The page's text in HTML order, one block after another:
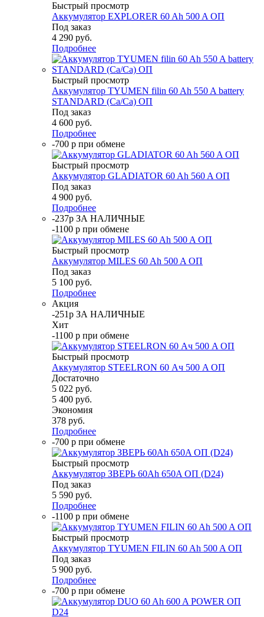
Быстрый просмотр
Аккумулятор EXPLORER 60 Ah 500 A ОП
Под заказ
4 290 руб.
Подробнее
Быстрый просмотр
Аккумулятор TYUMEN filin 60 Ah 550 A battery
STANDARD (Ca/Ca) ОП
Под заказ
4 600 руб.
Подробнее
-700 р при обмене
Быстрый просмотр
Аккумулятор GLADIATOR 60 Ah 560 A ОП
Под заказ
4 900 руб.
Подробнее
-237р ЗА НАЛИЧНЫЕ
-1100 р при обмене
Быстрый просмотр
Аккумулятор MILES 60 Ah 500 A ОП
Под заказ
5 100 руб.
Подробнее
Акция
-251р ЗА НАЛИЧНЫЕ
Хит
-1100 р при обмене
Быстрый просмотр
Аккумулятор STEELRON 60 Ач 500 A ОП
Достаточно
5 022 руб.
5 400 руб.
Экономия
378 руб.
Подробнее
-700 р при обмене
Быстрый просмотр
Аккумулятор ЗВЕРЬ 60Ah 650A ОП (D24)
Под заказ
5 590 руб.
Подробнее
-1100 р при обмене
Быстрый просмотр
Аккумулятор TYUMEN FILIN 60 Ah 500 A ОП
Под заказ
5 900 руб.
Подробнее
-700 р при обмене